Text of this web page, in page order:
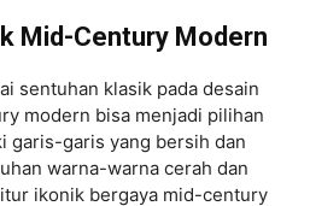
Mid-Century Modern
sentuhan klasik pada desain
modern bisa menjadi pilihan
garis-garis yang bersih dan
warna-warna cerah dan
ikonik bergaya mid-century